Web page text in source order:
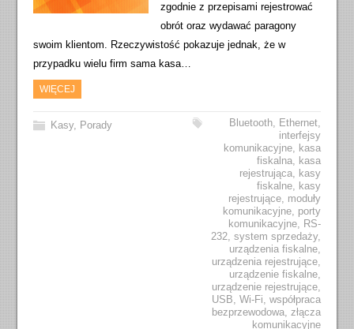
zgodnie z przepisami rejestrować
obrót oraz wydawać paragony
swoim klientom. Rzeczywistość pokazuje jednak, że w
przypadku wielu firm sama kasa…
WIĘCEJ
Kasy, Porady Bluetooth, Ethernet,
interfejsy
komunikacyjne, kasa
fiskalna, kasa
rejestrująca, kasy
fiskalne, kasy
rejestrujące, moduły
komunikacyjne, porty
komunikacyjne, RS-
232, system sprzedaży,
urządzenia fiskalne,
urządzenia rejestrujące,
urządzenie fiskalne,
urządzenie rejestrujące,
USB, Wi-Fi, współpraca
bezprzewodowa, złącza
komunikacyjne